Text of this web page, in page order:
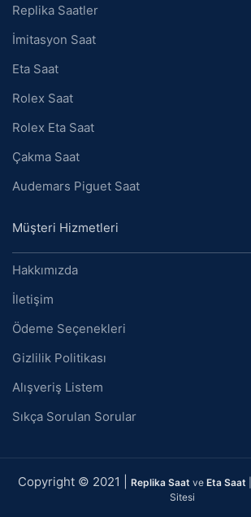
Replika Saatler
İmitasyon Saat
Eta Saat
Rolex Saat
Rolex Eta Saat
Çakma Saat
Audemars Piguet Saat
Müşteri Hizmetleri
Hakkımızda
İletişim
Ödeme Seçenekleri
Gizlilik Politikası
Alışveriş Listem
Sıkça Sorulan Sorular
Copyright © 2021 | Replika Saat ve Eta Saat
Sitesi